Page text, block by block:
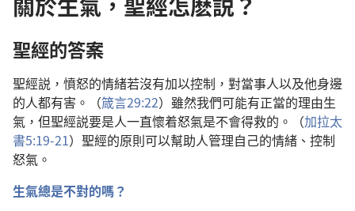
聖經的答案
聖經説，憤怒的情緒若沒有加以控制，對當事人以及他身邊
的人都有害。（箴言29:22）雖然我們可能有正當的理由生
氣，但聖經説要是人一直懷着怒氣是不會得救的。（加拉太
書5:19-21）聖經的原則可以幫助人管理自己的情緒、控制
怒氣。
生氣總是不對的嗎？